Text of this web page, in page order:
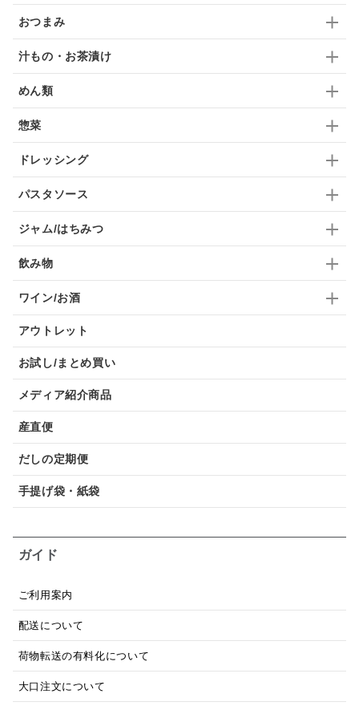
ブランデー
ふりかけ いいづな
抹茶
九条ねぎ
おつまみ
汁もの・お茶漬け
めん類
惣菜
ドレッシング
パスタソース
ジャム/はちみつ
飲み物
ワイン/お酒
アウトレット
お試し/まとめ買い
メディア紹介商品
産直便
だしの定期便
手提げ袋・紙袋
ガイド
ご利用案内
配送について
荷物転送の有料化について
大口注文について